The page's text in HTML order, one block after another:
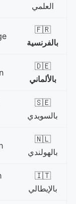
العلمي
🇫🇷
بالفرنسية
🇩🇪
بالألماني
🇸🇪
بالسويدي
🇳🇱
بالهولندي
🇮🇹
بالإيطالي